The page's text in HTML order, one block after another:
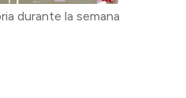
durante la semana